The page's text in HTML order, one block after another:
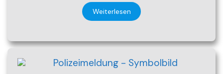
Weiterlesen